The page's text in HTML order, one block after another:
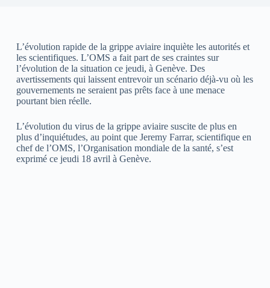
L’évolution rapide de la grippe aviaire inquiète les autorités et
les scientifiques. L’OMS a fait part de ses craintes sur
l’évolution de la situation ce jeudi, à Genève. Des
avertissements qui laissent entrevoir un scénario déjà-vu où les
gouvernements ne seraient pas prêts face à une menace
pourtant bien réelle.
L’évolution du virus de la grippe aviaire suscite de plus en
plus d’inquiétudes, au point que Jeremy Farrar, scientifique en
chef de l’OMS, l’Organisation mondiale de la santé, s’est
exprimé ce jeudi 18 avril à Genève.